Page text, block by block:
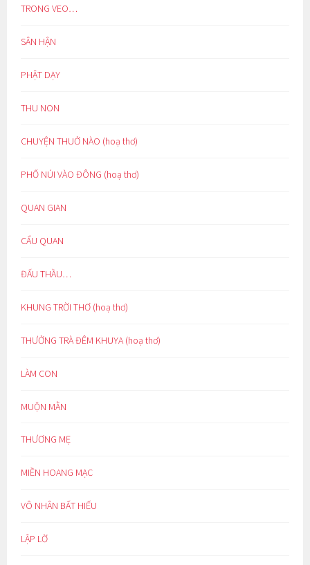
TRONG VEO…
SÂN HẬN
PHẬT DẠY
THU NON
CHUYỆN THUỞ NÀO (hoạ thơ)
PHỐ NÚI VÀO ĐÔNG (hoạ thơ)
QUAN GIAN
CẨU QUAN
ĐẤU THẦU…
KHUNG TRỜI THƠ (hoạ thơ)
THƯỞNG TRÀ ĐÊM KHUYA (hoạ thơ)
LÀM CON
MUỘN MẰN
THƯƠNG MẸ
MIỀN HOANG MẠC
VÔ NHÂN BẤT HIẾU
LẬP LỜ